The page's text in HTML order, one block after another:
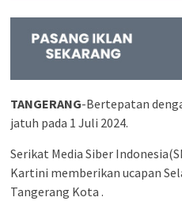
TANGERANG-Bertepatan
jatuh pada 1 Juli 2024.
Serikat Media Siber
Kartini memberikan ucapan
Tangerang Kota .